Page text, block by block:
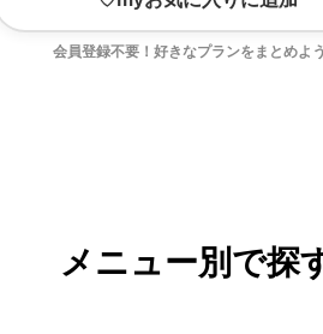
会員登録不要！好きなプランをまとめよう
メニュー別で探